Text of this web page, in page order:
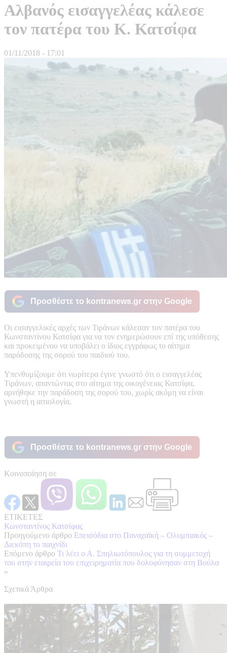
Αλβανός εισαγγελέας κάλεσε
τον πατέρα του Κ. Κατσίφα
01/11/2018 - 17:01
Προσθέστε το kontranews.gr στην Google
Οι εισαγγελικές αρχές των Τιράνων κάλεσαν τον πατέρα του
Κωνσταντίνου Κατσίφα για να τον ενημερώσουν επί της υπόθεσης
και προκειμένου να υποβάλει ο ίδιος εγγράφως το αίτημα
παράδοσης της σορού του παιδιού του.
Υπενθυμίζουμε ότι νωρίτερα έγινε γνωστό ότι ο εισαγγελέας
Τιράνων, απαντώντας στο αίτημα της οικογένειας Κατσίφα,
αρνήθηκε την παράδοση της σορού του, χωρίς ακόμη να είναι
γνωστή η αιτιολογία.
Προσθέστε το kontranews.gr στην Google
Κοινοποίηση σε
ΕΤΙΚΕΤΕΣ
Κωνσταντίνος Κατσίφας
Προηγούμενο άρθρο Επεισόδια στο Παναχαϊκή – Ολυμπιακός –
Διεκόπη το παιχνίδι
Επόμενο άρθρο Τι λέει ο Α. Σπηλιωτόπουλος για τη συμμετοχή
του στην εταιρεία του επιχειρηματία που δολοφόνησαν στη Βούλα
»
Σχετικά Άρθρα